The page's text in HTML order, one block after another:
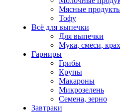
Мясные
Тофу
Всё для выпечки
Для выпечки
Мука, смеси,
Гарниры
Грибы
Крупы
Макароны
Микрозелень
Семена, зерно
Завтраки